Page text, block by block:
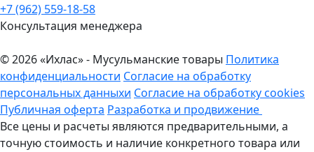
+7 (962) 559-18-58
Консультация менеджера
© 2026 «Ихлас» - Мусульманские товары Политика
конфиденциальности Согласие на обработку
персональных данныхи Согласие на обработку cookies
Публичная оферта Разработка и продвижение
Все цены и расчеты являются предварительными, а
точную стоимость и наличие конкретного товара или